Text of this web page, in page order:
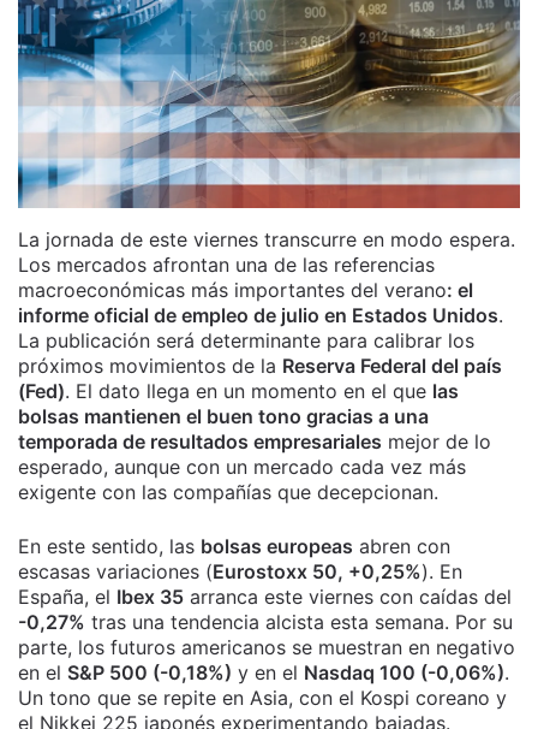
La jornada de este viernes transcurre en modo espera.
Los mercados afrontan una de las referencias
macroeconómicas más importantes del verano: el
informe oficial de empleo de julio en Estados Unidos.
La publicación será determinante para calibrar los
próximos movimientos de la Reserva Federal del país
(Fed). El dato llega en un momento en el que las
bolsas mantienen el buen tono gracias a una
temporada de resultados empresariales mejor de lo
esperado, aunque con un mercado cada vez más
exigente con las compañías que decepcionan.
En este sentido, las bolsas europeas abren con
escasas variaciones (Eurostoxx 50, +0,25%). En
España, el Ibex 35 arranca este viernes con caídas del
-0,27% tras una tendencia alcista esta semana. Por su
parte, los futuros americanos se muestran en negativo
en el S&P 500 (-0,18%) y en el Nasdaq 100 (-0,06%).
Un tono que se repite en Asia, con el Kospi coreano y
el Nikkei 225 japonés experimentando bajadas.